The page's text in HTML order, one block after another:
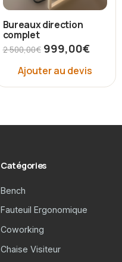
Bureaux direction
complet
2 500,00€ 999,00€
Ajouter au devis
Catégories
Bench
Fauteuil Ergonomique
Coworking
Chaise Visiteur